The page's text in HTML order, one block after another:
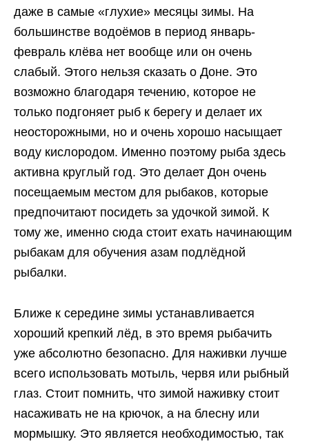
даже в самые «глухие» месяцы зимы. На
большинстве водоёмов в период январь-
февраль клёва нет вообще или он очень
слабый. Этого нельзя сказать о Доне. Это
возможно благодаря течению, которое не
только подгоняет рыб к берегу и делает их
неосторожными, но и очень хорошо насыщает
воду кислородом. Именно поэтому рыба здесь
активна круглый год. Это делает Дон очень
посещаемым местом для рыбаков, которые
предпочитают посидеть за удочкой зимой. К
тому же, именно сюда стоит ехать начинающим
рыбакам для обучения азам подлёдной
рыбалки.
Ближе к середине зимы устанавливается
хороший крепкий лёд, в это время рыбачить
уже абсолютно безопасно. Для наживки лучше
всего использовать мотыль, червя или рыбный
глаз. Стоит помнить, что зимой наживку стоит
насаживать не на крючок, а на блесну или
мормышку. Это является необходимостью, так